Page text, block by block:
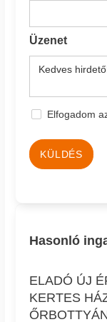
Üzenet
Elfogadom
KÜLDÉS
Hasonló
ELADÓ ÚJ
KERTES